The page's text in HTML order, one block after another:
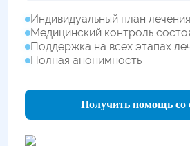
Индивидуальный план лечения
Медицинский контроль
Поддержка на всех этапах
Полная анонимность
Получить помощь со